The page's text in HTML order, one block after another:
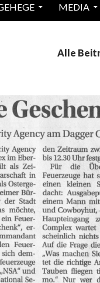
MEDIA
Alle